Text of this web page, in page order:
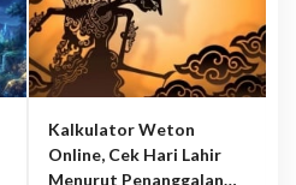
Kalkulator Weton
Online, Cek Hari Lahir
Menurut Penanggalan